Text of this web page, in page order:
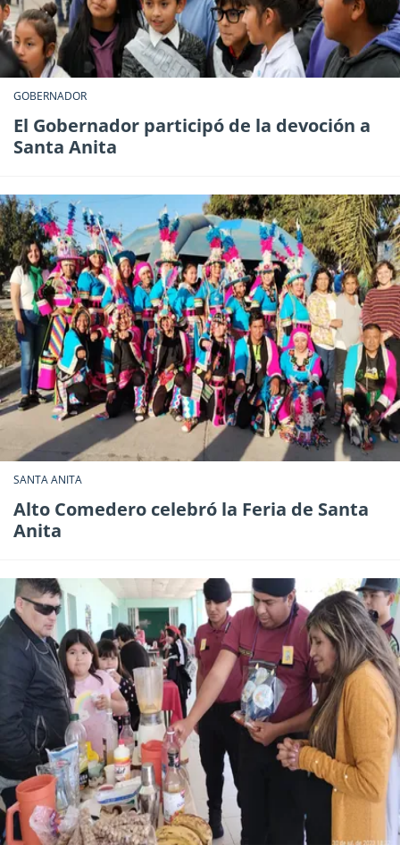
GOBERNADOR
El Gobernador participó de la devoción a
Santa Anita
SANTA ANITA
Alto Comedero celebró la Feria de Santa
Anita